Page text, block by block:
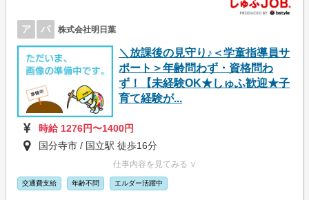
ア パ 株式会社明日葉
＼放課後の見守り♪＜学童指導員サ
ポート＞年齢問わず・資格問わ
ず！【未経験OK★しゅふ歓迎★子
育て経験が...
時給 1276円〜1400円
国分寺市 / 国立駅 徒歩16分
仕事内容を見てみる ∨
交通費支給 年齢不問 エルダー活躍中